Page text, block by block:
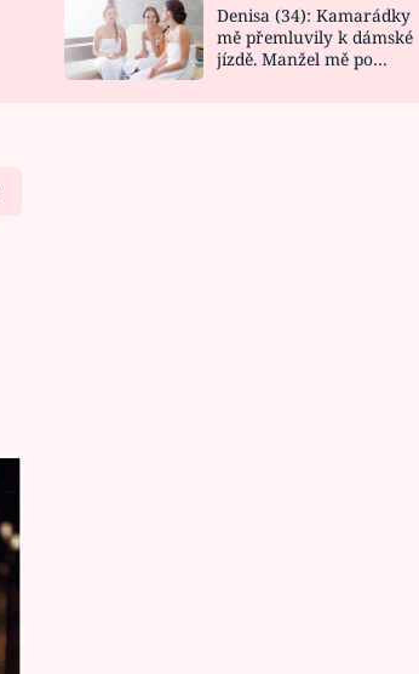
DESIGN
Denisa (34): Kamarádky
mě přemluvily k dámské
jízdě. Manžel mě po